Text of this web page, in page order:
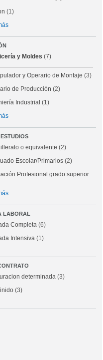
(1)
y Moldes (7)
y Operario de Montaje (3)
de Producción (2)
Industrial (1)
o equivalente (2)
Escolar/Primarios (2)
Profesional grado superior
LABORAL
Completa (6)
Intensiva (1)
determinada (3)
(3)